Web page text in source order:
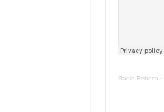
Radio Rebeca ·